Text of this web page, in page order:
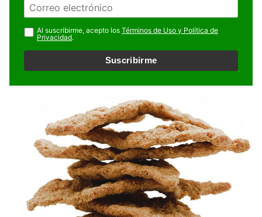
r
e
m
a
i
l
Al suscribirme, acepto los Términos de Uso y Política de
Privacidad.
Suscribirme